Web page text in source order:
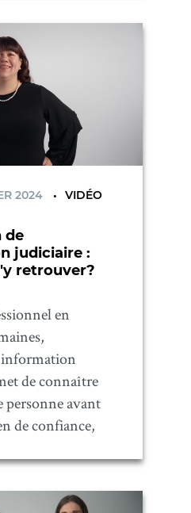
2024 VIDÉO
de
judiciaire :
retrouver?
en
de connaître
personne avant
de confiance,